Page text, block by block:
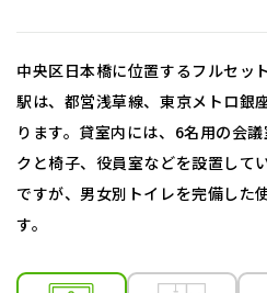
中央区日本橋に位置するフルセッ
駅は、都営浅草線、東京メトロ銀
ります。貸室内には、6名用の会
クと椅子、役員室などを設置して
ですが、男女別トイレを完備した
す。